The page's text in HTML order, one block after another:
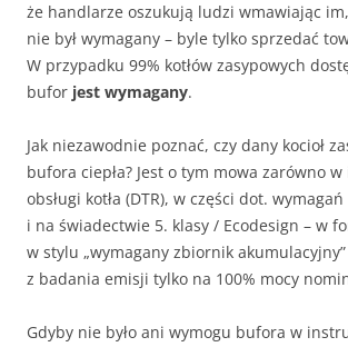
że handlarze oszukują ludzi wmawiając
nie był wymagany – byle tylko sprzedać
W przypadku 99% kotłów zasypowych
bufor jest wymagany.
Jak niezawodnie poznać, czy dany kocioł
bufora ciepła? Jest o tym mowa zarówno
obsługi kotła (DTR), w części dot.
i na świadectwie 5. klasy / Ecodesign – w
w stylu „wymagany zbiornik
z badania emisji tylko na 100% mocy
Gdyby nie było ani wymogu bufora w